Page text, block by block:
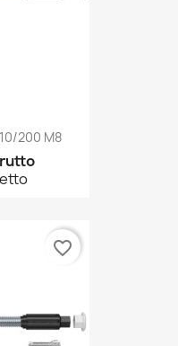
200 M8
favorite_border